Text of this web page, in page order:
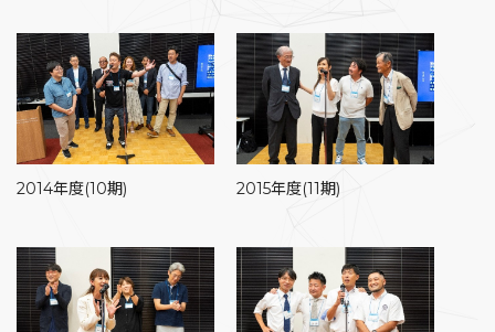
2014年度(10期) 2015年度(11期)